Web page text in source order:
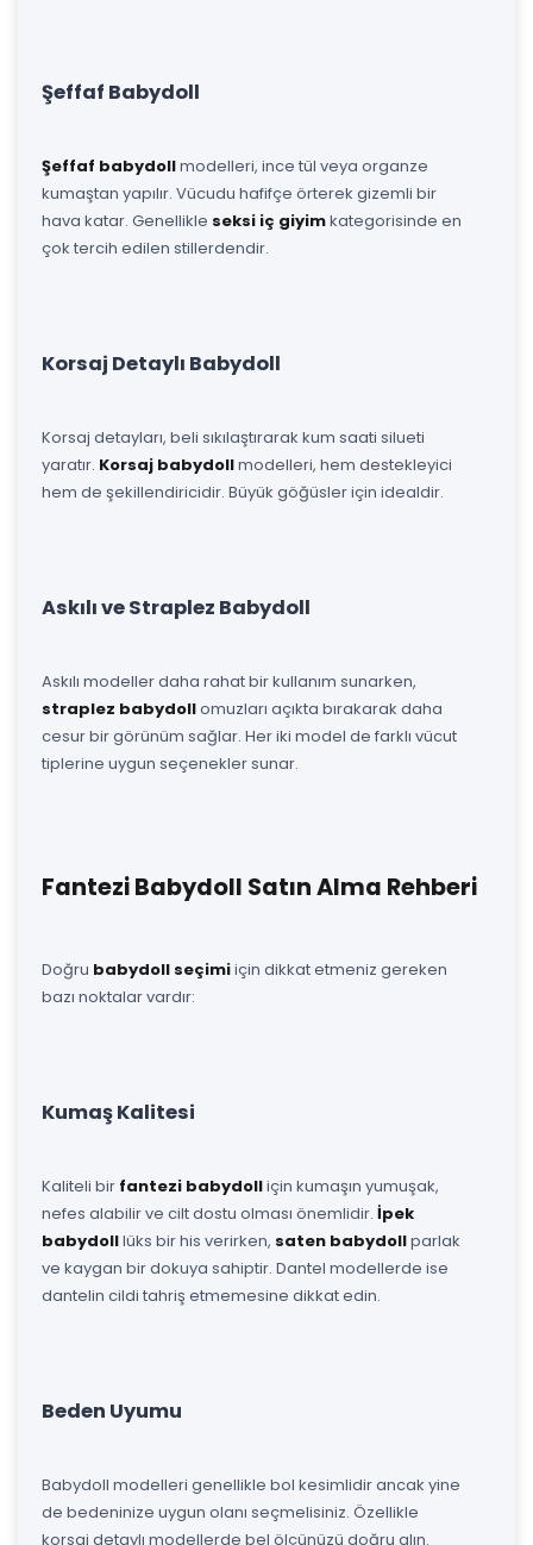
Şeffaf Babydoll
Şeffaf babydollmodelleri, ince tül veya organze
kumaştan yapılır. Vücudu hafifçe örterek gizemli bir
hava katar. Genellikle seksi iç giyimkategorisinde en
çok tercih edilen stillerdendir.
Korsaj Detaylı Babydoll
Korsaj detayları, beli sıkılaştırarak kum saati silueti
yaratır. Korsaj babydollmodelleri, hem destekleyici
hem de şekillendiricidir. Büyük göğüsler için idealdir.
Askılı ve Straplez Babydoll
Askılı modeller daha rahat bir kullanım sunarken,
straplez babydollomuzları açıkta bırakarak daha
cesur bir görünüm sağlar. Her iki model de farklı vücut
tiplerine uygun seçenekler sunar.
Fantezi Babydoll Satın Alma Rehberi
Doğru babydoll seçimiiçin dikkat etmeniz gereken
bazı noktalar vardır:
Kumaş Kalitesi
Kaliteli bir fantezi babydolliçin kumaşın yumuşak,
nefes alabilir ve cilt dostu olması önemlidir. İpek
babydolllüks bir his verirken, saten babydollparlak
ve kaygan bir dokuya sahiptir. Dantel modellerde ise
dantelin cildi tahriş etmemesine dikkat edin.
Beden Uyumu
Babydoll modelleri genellikle bol kesimlidir ancak yine
de bedeninize uygun olanı seçmelisiniz. Özellikle
korsaj detaylı modellerde bel ölçünüzü doğru alın.